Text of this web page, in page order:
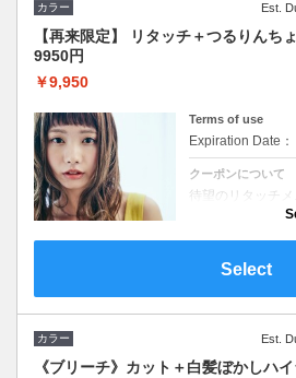
カラー Est.
【再来限定】 リタッチ＋つるりんち
9950円
￥9,950
Terms of use
Expiration Date：
クーポンについて
待望のリタッチ
ー付き リタッチ
間〜毛先はトリ
Select
カラー Est.
《ブリーチ》カット＋白髪ぼかしハ